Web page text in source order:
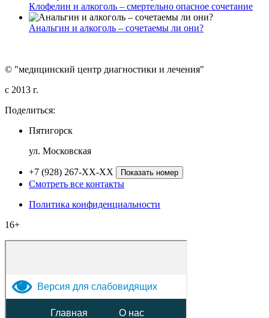
Клофелин и алкоголь – смертельно опасное сочетание
Анальгин и алкоголь – сочетаемы ли они?
© "медицинский центр диагностики и лечения"
c 2013 г.
Поделиться:
Пятигорск
ул. Московская
+7 (928) 267-XX-XX Показать номер
Смотреть все контакты
Политика конфиденциальности
16+